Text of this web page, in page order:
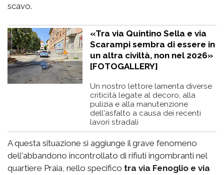
scavo.
«Tra via Quintino Sella e via
Scarampi sembra di essere in
un altra civiltà, non nel 2026»
[FOTOGALLERY]
Un nostro lettore lamenta diverse
criticità legate al decoro, alla
pulizia e alla manutenzione
dell'asfalto a causa dei recenti
lavori stradali
A questa situazione si aggiunge il grave fenomeno
dell'abbandono incontrollato di rifiuti ingombranti nel
quartiere Praia, nello specifico tra via Fenoglio e via